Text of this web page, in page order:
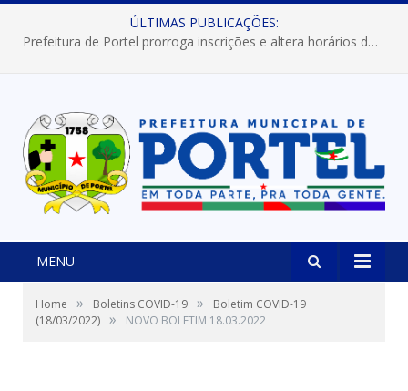
ÚLTIMAS PUBLICAÇÕES:
Prefeitura de Portel prorroga inscrições e altera horários dos concursos “Musa” e “Miss Mix Verão 2026”
MENU
Home » Boletins COVID-19 »
Boletim COVID-19
(18/03/2022) » NOVO BOLETIM 18.03.2022